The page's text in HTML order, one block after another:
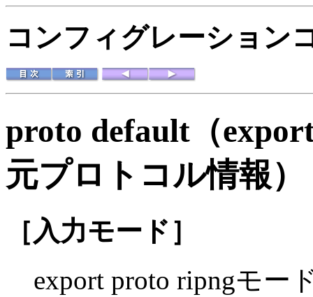
コンフィグレーション
proto default（
元プロトコル情報）
［入力モード］
export proto ripngモー